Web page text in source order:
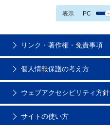
表示 PC
リンク・著作権・免責事項
個人情報保護の考え方
ウェブアクセシビリティ方針
サイトの使い方